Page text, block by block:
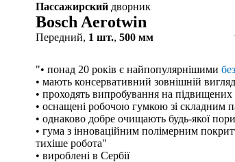
Пассажирский дворник
Bosch Aerotwin
Передний, 1 шт., 500 мм
"• понад 20 років є найпопулярнішими
• мають консервативний зовнішній вигляд
• проходять випробування на
• оснащені робочою гумкою зі складним
• однаково добре очищають будь-якої
• гума з інноваційним полімерним
тихіше робота"
• вироблені в Сербії